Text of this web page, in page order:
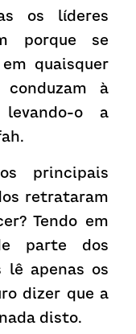
os líderes
porque se
quaisquer
à
o a
principais
retrataram
Tendo em
parte dos
lê apenas os
dizer que a
disto.